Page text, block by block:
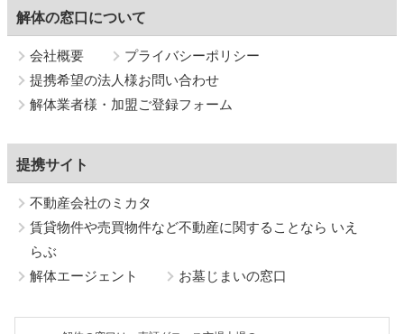
解体の窓口について
会社概要
プライバシーポリシー
提携希望の法人様お問い合わせ
解体業者様・加盟ご登録フォーム
提携サイト
不動産会社のミカタ
賃貸物件や売買物件など不動産に関することなら いえ
らぶ
解体エージェント
お墓じまいの窓口